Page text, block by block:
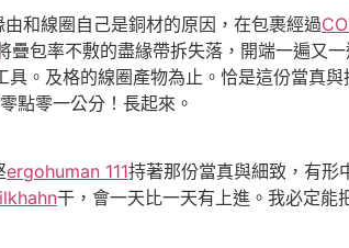
和線圈自己是銅材的原因，在包裹經過
疊包率不敷的盡緣帶拆失落，開端一遍又
具。及格的線圈產物為止。恰是這份當真
點零一公分！長起來。
ergohuman 111持著那份當真與細致，有形
干，會一天比一天有上進。我必定能